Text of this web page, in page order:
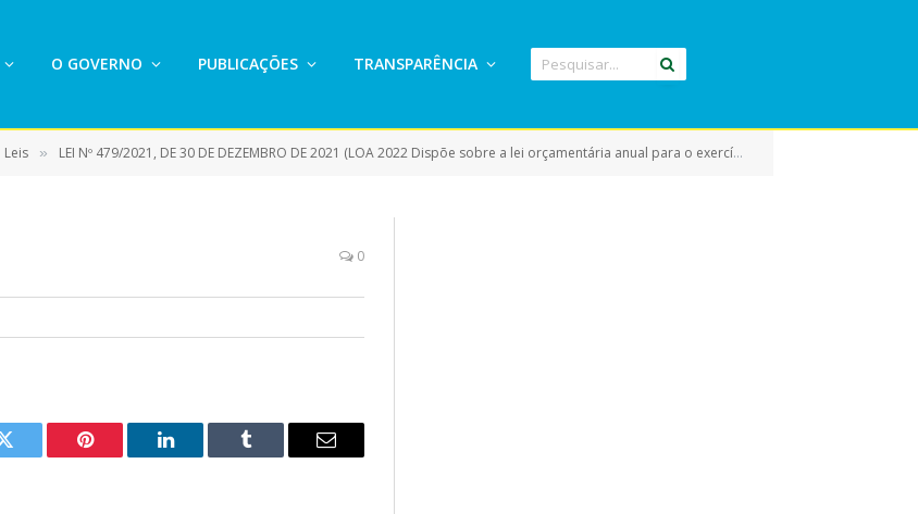
O GOVERNO PUBLICAÇÕES TRANSPARÊNCIA
Leis » LEI Nº 479/2021, DE 30 DE DEZEMBRO DE 2021 (LOA 2022 Dispõe sobre a lei orçamentária anual para o exercício de 2022 – loa 2022 do município de eldorado do carajás e dá outras providencias)
0
Twitter Pinterest LinkedIn Tumblr
E-